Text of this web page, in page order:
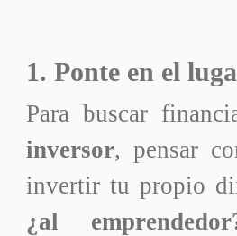
1. Ponte en el
Para buscar
inversor, pensar
invertir tu propio
¿al